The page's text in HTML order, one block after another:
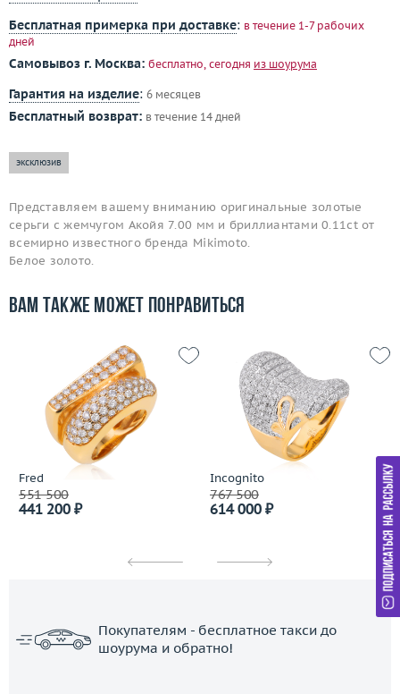
Бесплатная примерка при доставке: в течение 1-7 рабочих
дней
Самовывоз г. Москва: бесплатно, сегодня из шоурума
Гарантия на изделие: 6 месяцев
Бесплатный возврат: в течение 14 дней
эксклюзив
Представляем вашему вниманию оригинальные золотые
серьги с жемчугом Акойя 7.00 мм и бриллиантами 0.11ct от
всемирно известного бренда Mikimoto.
Белое золото.
Вам также может понравиться
Fred
551 500
441 200 ₽
Incognito
767 500
614 000 ₽
Покупателям - бесплатное такси до
шоурума и обратно!